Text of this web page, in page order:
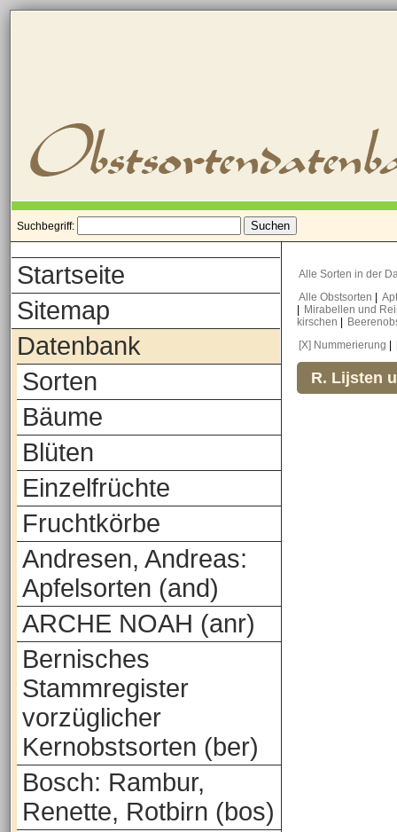
Suchbegriff:
Startseite
Sitemap
Datenbank
Sorten
Bäume
Blüten
Einzelfrüchte
Fruchtkörbe
Andresen, Andreas:
Apfelsorten (and)
ARCHE NOAH (anr)
Bernisches
Stammregister
vorzüglicher
Kernobstsorten (ber)
Bosch: Rambur,
Renette, Rotbirn (bos)
Alle Sorten in der
Alle Obstsorten
Mirabellen und
kirschen
[X] Nummerierung
R. Lijsten